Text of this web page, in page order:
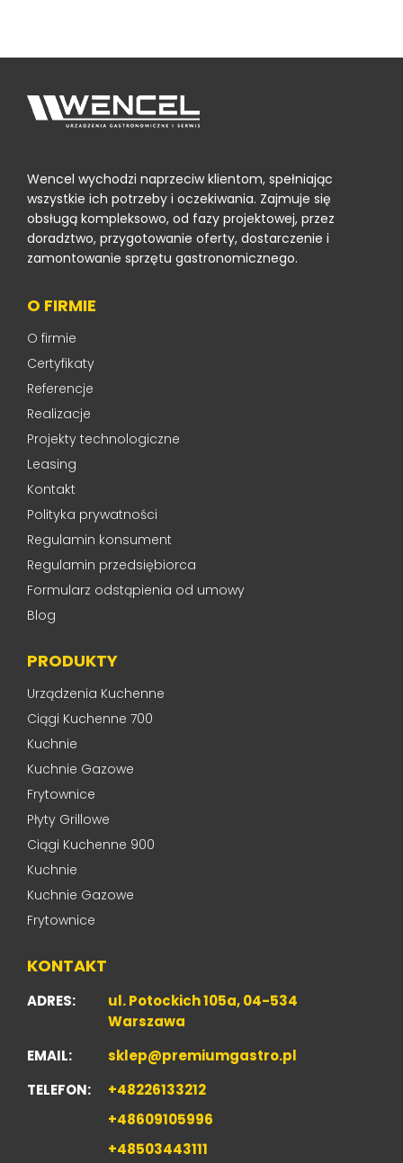
Wencel wychodzi naprzeciw klientom, spełniając
wszystkie ich potrzeby i oczekiwania. Zajmuje się
obsługą kompleksowo, od fazy projektowej, przez
doradztwo, przygotowanie oferty, dostarczenie i
zamontowanie sprzętu gastronomicznego.
O FIRMIE
O firmie
Certyfikaty
Referencje
Realizacje
Projekty technologiczne
Leasing
Kontakt
Polityka prywatności
Regulamin konsument
Regulamin przedsiębiorca
Formularz odstąpienia od umowy
Blog
PRODUKTY
Urządzenia Kuchenne
Ciągi Kuchenne 700
Kuchnie
Kuchnie Gazowe
Frytownice
Płyty Grillowe
Ciągi Kuchenne 900
Kuchnie
Kuchnie Gazowe
Frytownice
KONTAKT
ADRES:
ul. Potockich 105a, 04-534
Warszawa
EMAIL:
sklep@premiumgastro.pl
TELEFON:
+48226133212
+48609105996
+48503443111